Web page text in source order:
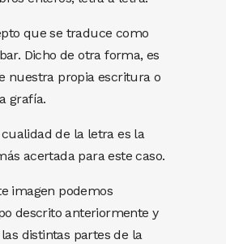
que se traduce como
Dicho de otra forma, es
nuestra propia escritura o
grafía.
de la letra es la
acertada para este caso.
imagen podemos
descrito anteriormente y
distintas partes de la